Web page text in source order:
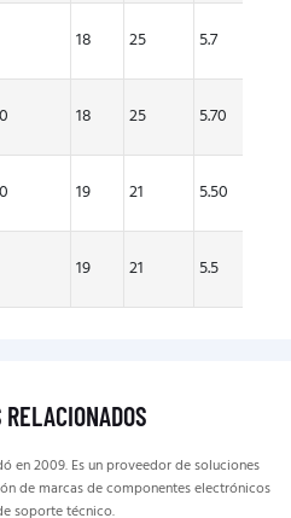
18 25 5.7
18 25 5.70
19 21 5.50
19 21 5.5
RELACIONADOS
en 2009. Es un proveedor de soluciones
de marcas de componentes electrónicos
soporte técnico.